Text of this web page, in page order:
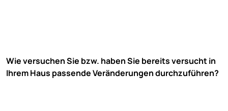
Wie versuchen Sie bzw. haben Sie bereits versucht in
Ihrem Haus passende Veränderungen durchzuführen?